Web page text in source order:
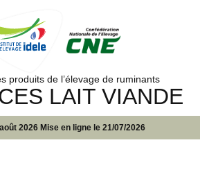
produits de l’élevage de ruminants
LAIT VIANDE
2026 Mise en ligne le 21/07/2026